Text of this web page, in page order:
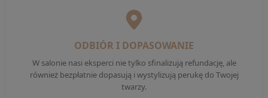
ODBIÓR I DOPASOWANIE
W salonie nasi eksperci nie tylko sfinalizują refundację, ale
również bezpłatnie dopasują i wystylizują perukę do Twojej
twarzy.